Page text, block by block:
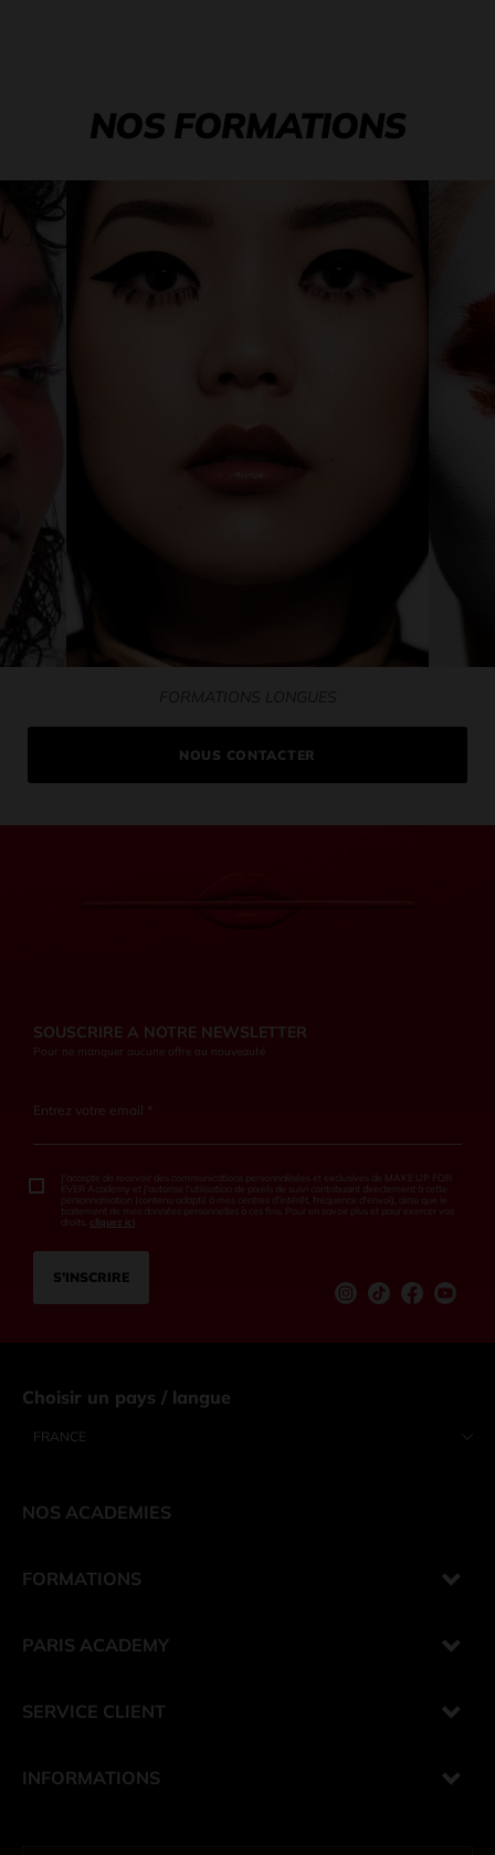
NOS FORMATIONS
NOUS CONTACTER
SOUSCRIRE A NOTRE NEWSLETTER
Pour ne manquer aucune offre ou nouveauté
Entrez votre email *
J'accepte de recevoir des communications personnalisées et exclusives de MAKE UP FOR
EVER Academy et j'autorise l'utilisation de pixels de suivi contribuant directement à cette
personnalisation (contenu adapté à mes centres d'intérêt, fréquence d'envoi), ainsi que le
traitement de mes données personnelles à ces fins. Pour en savoir plus et pour exercer vos
droits, cliquez ici
S’INSCRIRE
Choisir un pays / langue
FRANCE
NOS ACADEMIES
FORMATIONS
PARIS ACADEMY
SERVICE CLIENT
INFORMATIONS